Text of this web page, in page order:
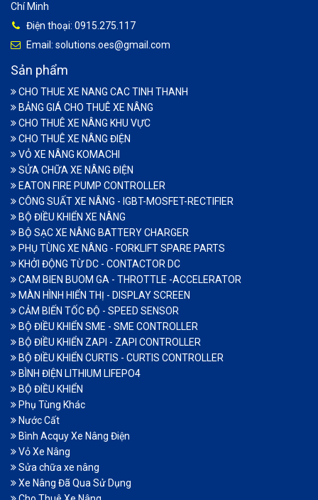
Chí Minh
Điện thoại: 0915.275.117
Email: solutions.oes@gmail.com
Sản phẩm
CHO THUE XE NANG CAC TINH THANH
BẢNG GIÁ CHO THUÊ XE NÂNG
CHO THUÊ XE NÂNG KHU VỰC
CHO THUÊ XE NÂNG ĐIỆN
VỎ XE NÂNG KOMACHI
SỬA CHỮA XE NÂNG ĐIỆN
EATON FIRE PUMP CONTROLLER
CÔNG SUẤT XE NÂNG - IGBT-MOSFET-RECTIFIER
BỘ ĐIỀU KHIỂN XE NÂNG
BỘ SẠC XE NÂNG BATTERY CHARGER
PHỤ TÙNG XE NÂNG - FORKLIFT SPARE PARTS
KHỞI ĐỘNG TỪ DC - CONTACTOR DC
CAM BIEN BUOM GA - THROTTLE -ACCELERATOR
MÀN HÌNH HIỂN THỊ - DISPLAY SCREEN
CẢM BIẾN TỐC ĐỘ - SPEED SENSOR
BỘ ĐIỀU KHIỂN SME - SME CONTROLLER
BỘ ĐIỀU KHIỂN ZAPI - ZAPI CONTROLLER
BỘ ĐIỀU KHIỂN CURTIS - CURTIS CONTROLLER
BÌNH ĐIỆN LITHIUM LIFEPO4
BỘ ĐIỀU KHIỂN
Phụ Tùng Khác
Nước Cất
Bình Acquy Xe Nâng Điện
Vỏ Xe Nâng
Sửa chữa xe nâng
Xe Nâng Đã Qua Sử Dụng